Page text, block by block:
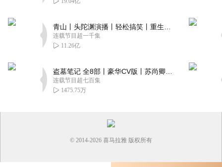
连载节目超一千集
11.26亿
连载节目超七百集
1475.75万
© 2014-2026 喜马拉雅 版权所有